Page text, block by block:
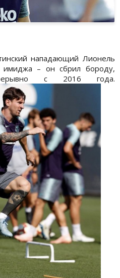
нападающий Лионель
– он сбрил бороду,
с 2016 года.